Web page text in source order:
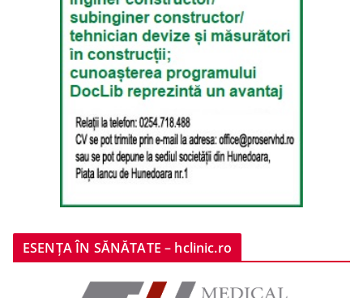
ESENȚA ÎN SĂNĂTATE – hclinic.ro